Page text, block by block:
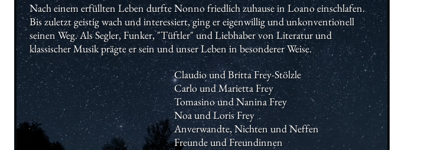
Nach einem erfüllten Leben durfte Nonno friedlich zuhause in Loano einschlafen.
Bis zuletzt geistig wach und interessiert, ging er eigenwillig und unkonventionell
seinen Weg. Als Segler, Funker, "Tüftler" und Liebhaber von Literatur und
klassischer Musik prägte er sein und unser Leben in besonderer Weise.
Claudio und Britta Frey-Stölzle
Carlo und Marietta Frey
Tomasino und Nanina Frey
Noa und Loris Frey
Anverwandte, Nichten und Neffen
Freunde und Freundinnen